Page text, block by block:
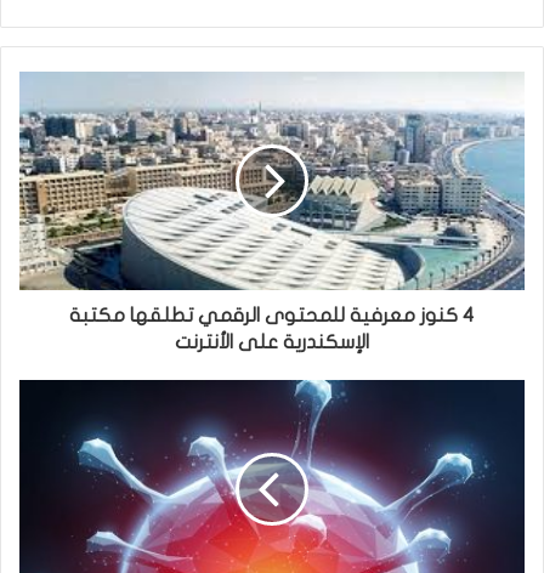
4 كنوز معرفية للمحتوى الرقمي تطلقها مكتبة
الإسكندرية على الأنترنت